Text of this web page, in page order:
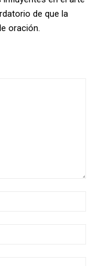
de que la
oración.